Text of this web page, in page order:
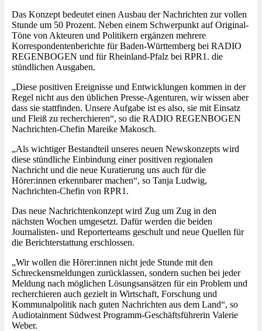
Das Konzept bedeutet einen Ausbau der Nachrichten zur vollen
Stunde um 50 Prozent. Neben einem Schwerpunkt auf Original-
Töne von Akteuren und Politikern ergänzen mehrere
Korrespondentenberichte für Baden-Württemberg bei RADIO
REGENBOGEN und für Rheinland-Pfalz bei RPR1. die
stündlichen Ausgaben.
„Diese positiven Ereignisse und Entwicklungen kommen in der
Regel nicht aus den üblichen Presse-Agenturen, wir wissen aber
dass sie stattfinden. Unsere Aufgabe ist es also, sie mit Einsatz
und Fleiß zu recherchieren“, so die RADIO REGENBOGEN
Nachrichten-Chefin Mareike Makosch.
„Als wichtiger Bestandteil unseres neuen Newskonzepts wird
diese stündliche Einbindung einer positiven regionalen
Nachricht und die neue Kuratierung uns auch für die
Hörer:innen erkennbarer machen“, so Tanja Ludwig,
Nachrichten-Chefin von RPR1.
Das neue Nachrichtenkonzept wird Zug um Zug in den
nächsten Wochen umgesetzt. Dafür werden die beiden
Journalisten- und Reporterteams geschult und neue Quellen für
die Berichterstattung erschlossen.
„Wir wollen die Hörer:innen nicht jede Stunde mit den
Schreckensmeldungen zurücklassen, sondern suchen bei jeder
Meldung nach möglichen Lösungsansätzen für ein Problem und
recherchieren auch gezielt in Wirtschaft, Forschung und
Kommunalpolitik nach guten Nachrichten aus dem Land“, so
Audiotainment Südwest Programm-Geschäftsführerin Valerie
Weber.